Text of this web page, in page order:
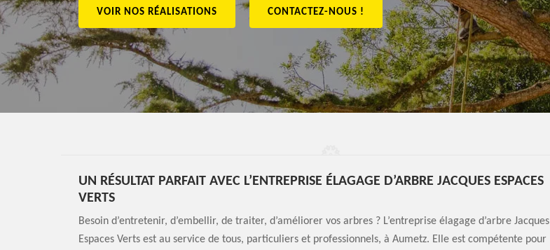
VOIR NOS RÉALISATIONS CONTACTEZ-NOUS !
UN RÉSULTAT PARFAIT AVEC L’ENTREPRISE ÉLAGAGE D’ARBRE JACQUES ESPACES
VERTS
Besoin d’entretenir, d’embellir, de traiter, d’améliorer vos arbres ? L’entreprise élagage d’arbre Jacques
Espaces Verts est au service de tous, particuliers et professionnels, à Aumetz. Elle est compétente pour